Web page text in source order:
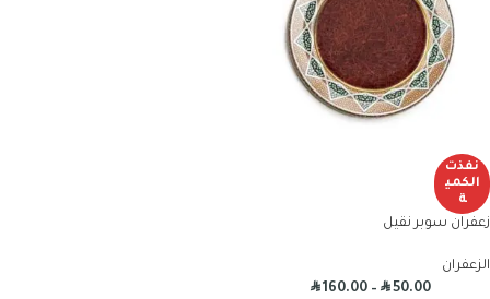
نفذت
الكمي
ة
زعفران سوبر نقيل
الزعفران
R50.00
–
R160.00